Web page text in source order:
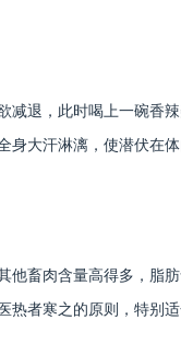
减退，此时喝上一碗香
身大汗淋漓，使潜伏在
他畜肉含量高得多，脂
热者寒之的原则，特别